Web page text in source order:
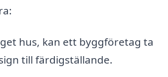
hus, kan ett byggföretag ta
till färdigställande.